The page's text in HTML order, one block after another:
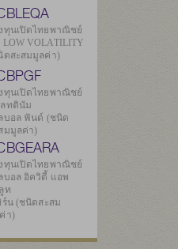
ทุนเปิดไทยพาณิชย์
VOLATILITY
ดสะสมมูลค่า)
ทุนเปิดไทยพาณิชย์
ทตินัม
บอล ฟันด์ (ชนิด
มมูลค่า)
ทุนเปิดไทยพาณิชย์
บอล อิควิตี้ แอพ
ท
ร์น (ชนิดสะสม
า)